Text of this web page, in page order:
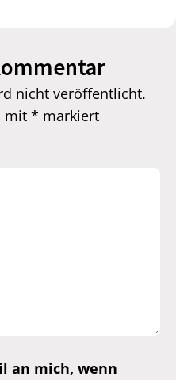
nicht veröffentlicht.
mit * markiert
an mich, wenn